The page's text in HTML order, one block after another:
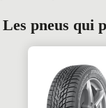
Les pneus qui